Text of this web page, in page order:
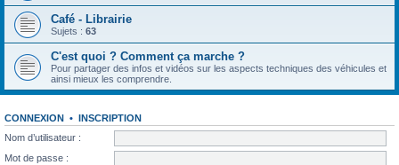
Café - Librairie
Sujets : 63
C'est quoi ? Comment ça marche ?
Pour partager des infos et vidéos sur les aspects techniques des véhicules et
ainsi mieux les comprendre.
CONNEXION • INSCRIPTION
Nom d’utilisateur :
Mot de passe :